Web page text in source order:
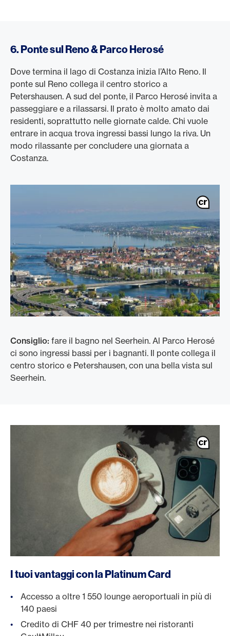
6. Ponte sul Reno & Parco Herosé
Dove termina il lago di Costanza inizia l’Alto Reno. Il
ponte sul Reno collega il centro storico a
Petershausen. A sud del ponte, il Parco Herosé invita a
passeggiare e a rilassarsi. Il prato è molto amato dai
residenti, soprattutto nelle giornate calde. Chi vuole
entrare in acqua trova ingressi bassi lungo la riva. Un
modo rilassante per concludere una giornata a
Costanza.
Consiglio: fare il bagno nel Seerhein. Al Parco Herosé
ci sono ingressi bassi per i bagnanti. Il ponte collega il
centro storico e Petershausen, con una bella vista sul
Seerhein.
I tuoi vantaggi con la Platinum Card
Accesso a oltre 1 550 lounge aeroportuali in più di
140 paesi
Credito di CHF 40 per trimestre nei ristoranti